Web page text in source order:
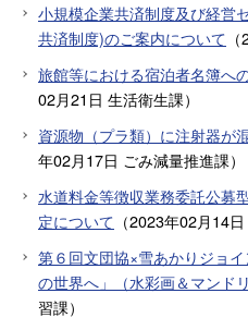
小規模企業共済制度及び経営
共済制度)のご案内について （
旅館等における宿泊者名簿へ
02月21日 生活衛生課）
資源物（プラ類）に注射器が
年02月17日 ごみ減量推進課）
水道料金等徴収業務委託公募
定について （2023年02月14日
第６回文団協×雪あかりジョ
の世界へ」（水彩画＆マンドリ
習課）